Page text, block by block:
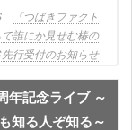
「つばきファクト
誰にか見せむ椿の
行受付のお知らせ
年記念ライブ ～
知る人ぞ知る～